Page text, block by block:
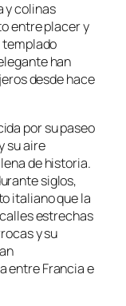
y colinas
entre placer y
templado
han
desde hace
por su paseo
su aire
de historia.
siglos,
italiano que la
estrechas
y su
entre Francia e